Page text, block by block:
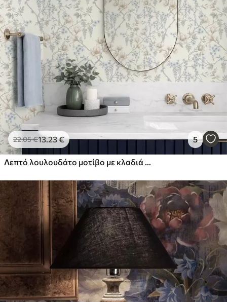
22.05€13.23€ 5
Λεπτό λουλουδάτο μοτίβο με κλαδιά και λουλούδια